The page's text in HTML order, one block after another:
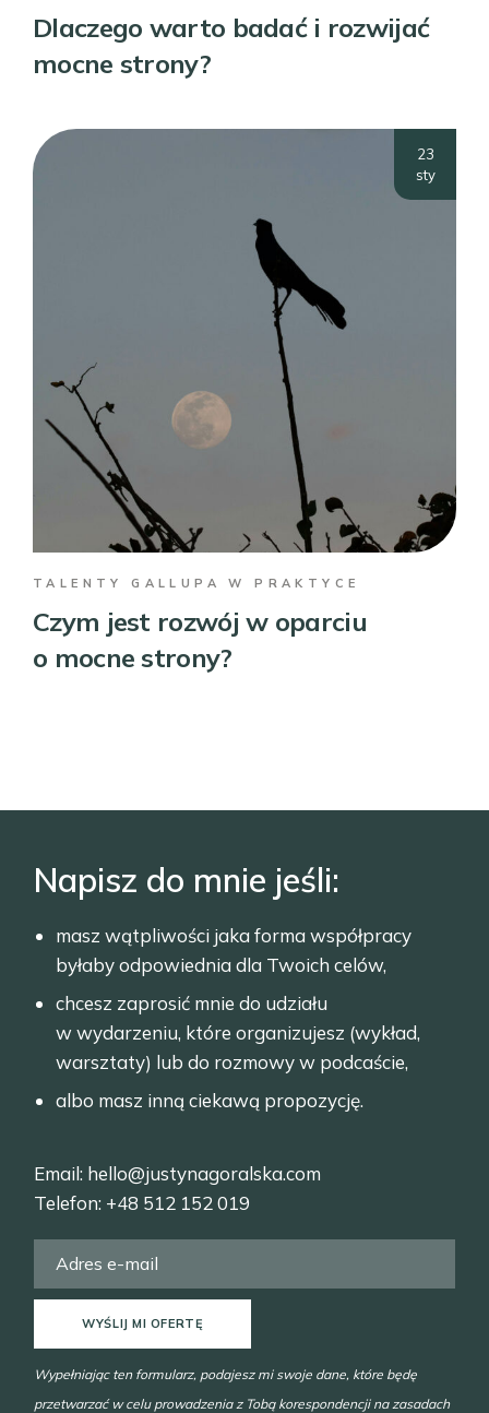
Dlaczego warto badać i rozwijać
mocne strony?
23
sty
TALENTY GALLUPA W PRAKTYCE
Czym jest rozwój w oparciu
o mocne strony?
Napisz do mnie jeśli:
masz wątpliwości jaka forma współpracy
byłaby odpowiednia dla Twoich celów,
chcesz zaprosić mnie do udziału
w wydarzeniu, które organizujesz (wykład,
warsztaty) lub do rozmowy w podcaście,
albo masz inną ciekawą propozycję.
Email: hello@justynagoralska.com
Telefon: +48 512 152 019
WYŚLIJ MI OFERTĘ
Wypełniając ten formularz, podajesz mi swoje dane, które będę
przetwarzać w celu prowadzenia z Tobą korespondencji na zasadach